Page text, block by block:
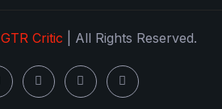
GTR Critic | All Rights Reserved.